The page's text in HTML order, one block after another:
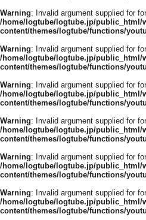
Warning: Invalid argument supplied for
/home/logtube/logtube.jp/public_html/
content/themes/logtube/functions/
Warning: Invalid argument supplied for
/home/logtube/logtube.jp/public_html/
content/themes/logtube/functions/
Warning: Invalid argument supplied for
/home/logtube/logtube.jp/public_html/
content/themes/logtube/functions/
Warning: Invalid argument supplied for
/home/logtube/logtube.jp/public_html/
content/themes/logtube/functions/
Warning: Invalid argument supplied for
/home/logtube/logtube.jp/public_html/
content/themes/logtube/functions/
Warning: Invalid argument supplied for
/home/logtube/logtube.jp/public_html/
content/themes/logtube/functions/